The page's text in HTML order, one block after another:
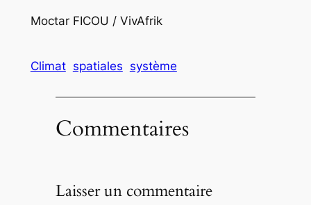
Moctar FICOU / VivAfrik
Climat spatiales système
Commentaires
Laisser un commentaire